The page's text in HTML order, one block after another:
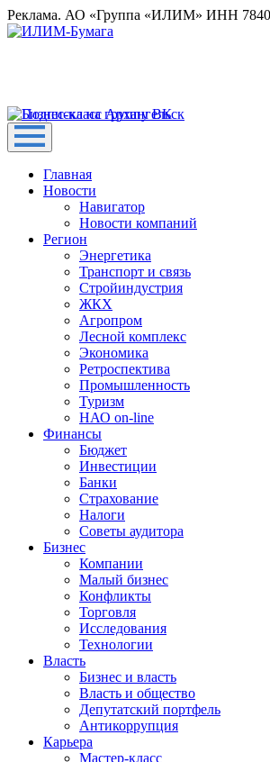
Реклама. АО «Группа «ИЛИМ» ИНН
Главная
Новости
Навигатор
Новости компаний
Регион
Энергетика
Транспорт и связь
Стройиндустрия
ЖКХ
Агропром
Лесной комплекс
Экономика
Ретроспектива
Промышленность
Туризм
НАО on-line
Финансы
Бюджет
Инвестиции
Банки
Страхование
Налоги
Советы аудитора
Бизнес
Компании
Малый бизнес
Конфликты
Торговля
Исследования
Технологии
Власть
Бизнес и власть
Власть и общество
Депутатский портфель
Антикоррупция
Карьера
Мастер-класс